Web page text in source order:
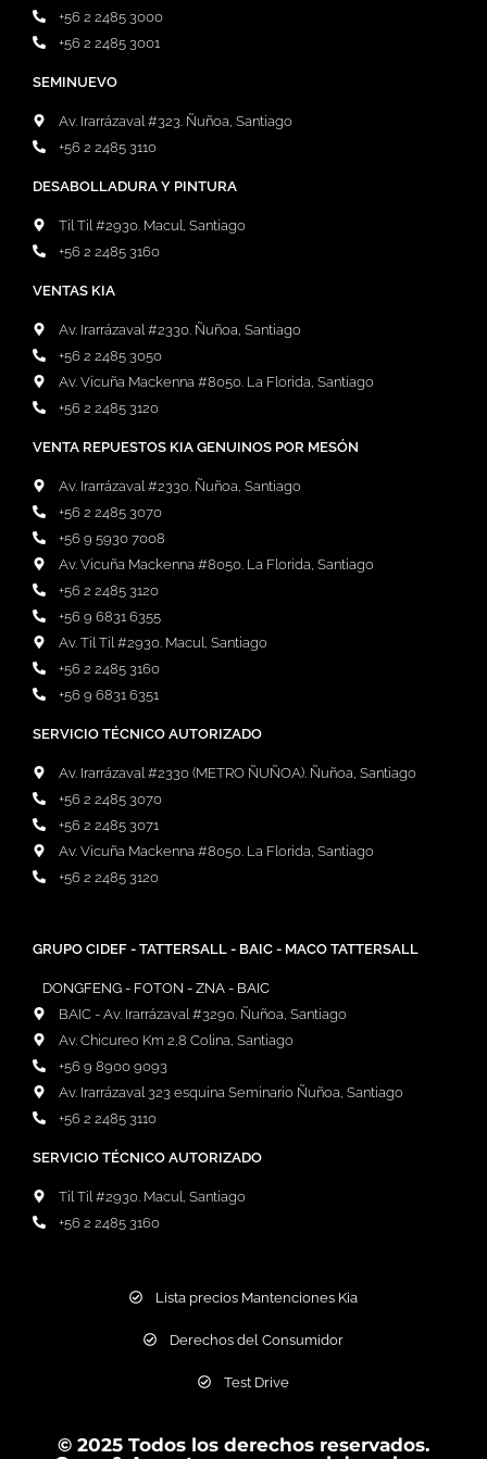
+56 2 2485 3000
+56 2 2485 3001
SEMINUEVO
Av. Irarrázaval #323. Ñuñoa, Santiago
+56 2 2485 3110
DESABOLLADURA Y PINTURA
Til Til #2930. Macul, Santiago
+56 2 2485 3160
VENTAS KIA
Av. Irarrázaval #2330. Ñuñoa, Santiago
+56 2 2485 3050
Av. Vicuña Mackenna #8050. La Florida, Santiago
+56 2 2485 3120
VENTA REPUESTOS KIA GENUINOS POR MESÓN
Av. Irarrázaval #2330. Ñuñoa, Santiago
+56 2 2485 3070
+56 9 5930 7008
Av. Vicuña Mackenna #8050. La Florida, Santiago
+56 2 2485 3120
+56 9 6831 6355
Av. Til Til #2930. Macul, Santiago
+56 2 2485 3160
+56 9 6831 6351
SERVICIO TÉCNICO AUTORIZADO
Av. Irarrázaval #2330 (METRO ÑUÑOA). Ñuñoa, Santiago
+56 2 2485 3070
+56 2 2485 3071
Av. Vicuña Mackenna #8050. La Florida, Santiago
+56 2 2485 3120
GRUPO CIDEF - TATTERSALL - BAIC - MACO TATTERSALL
DONGFENG - FOTON - ZNA - BAIC
BAIC - Av. Irarrázaval #3290. Ñuñoa, Santiago
Av. Chicureo Km 2,8 Colina, Santiago
+56 9 8900 9093
Av. Irarrázaval 323 esquina Seminario Ñuñoa, Santiago
+56 2 2485 3110
SERVICIO TÉCNICO AUTORIZADO
Til Til #2930. Macul, Santiago
+56 2 2485 3160
Lista precios Mantenciones Kia
Derechos del Consumidor
Test Drive
© 2025 Todos los derechos reservados.